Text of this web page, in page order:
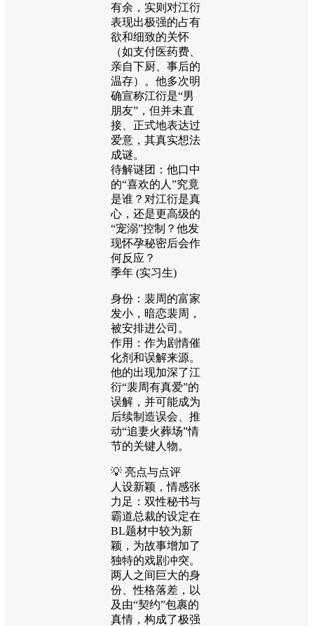
有余，实则对江衍
表现出极强的占有
欲和细致的关怀
（如支付医药费、
亲自下厨、事后的
温存）。他多次明
确宣称江衍是“男
朋友”，但并未直
接、正式地表达过
爱意，其真实想法
成谜。
待解谜团：他口中
的“喜欢的人”究竟
是谁？对江衍是真
心，还是更高级的
“宠溺”控制？他发
现怀孕秘密后会作
何反应？
季年 (实习生)
身份：裴周的富家
发小，暗恋裴周，
被安排进公司。
作用：作为剧情催
化剂和误解来源。
他的出现加深了江
衍“裴周有真爱”的
误解，并可能成为
后续制造误会、推
动“追妻火葬场”情
节的关键人物。
💡 亮点与点评
人设新颖，情感张
力足：双性秘书与
霸道总裁的设定在
BL题材中较为新
颖，为故事增加了
独特的戏剧冲突。
两人之间巨大的身
份、性格落差，以
及由“契约”包裹的
真情，构成了极强